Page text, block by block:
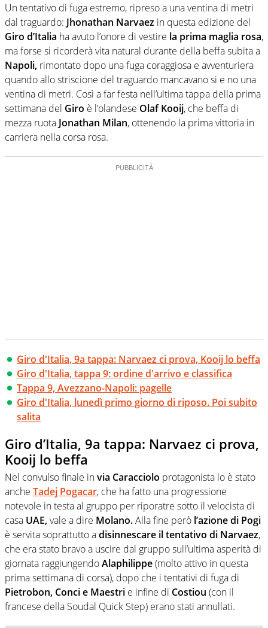
Un tentativo di fuga estremo, ripreso a una ventina di metri
dal traguardo: Jhonathan Narvaez in questa edizione del
Giro d’Italia ha avuto l’onore di vestire la prima maglia rosa,
ma forse si ricorderà vita natural durante della beffa subita a
Napoli, rimontato dopo una fuga coraggiosa e avventuriera
quando allo striscione del traguardo mancavano si e no una
ventina di metri. Così a far festa nell’ultima tappa della prima
settimana del Giro è l’olandese Olaf Kooij, che beffa di
mezza ruota Jonathan Milan, ottenendo la prima vittoria in
carriera nella corsa rosa.
Giro d'Italia, 9a tappa: Narvaez ci prova, Kooij lo beffa
Giro d'Italia, tappa 9: ordine d'arrivo e classifica
Tappa 9, Avezzano-Napoli: pagelle
Giro d'Italia, lunedì primo giorno di riposo. Poi subito
salita
Giro d’Italia, 9a tappa: Narvaez ci prova,
Kooij lo beffa
Nel convulso finale invia Caracciolo protagonista lo è stato
anche Tadej Pogacar, che ha fatto una progressione
notevole in testa al gruppo per riporatre sotto il velocista di
casa UAE,vale a dire Molano.Alla fine però l’azione di Pogi
è servita soprattutto adisinnescare il tentativo di Narvaez,
che era stato bravo a uscire dal gruppo sull’ultima asperità di
giornata raggiungendoAlaphilippe(molto attivo in questa
prima settimana di corsa), dopo che i tentativi di fuga di
Pietrobon, Conci e Maestri e infine di Costiou (con il
francese della Soudal Quick Step) erano stati annullati.